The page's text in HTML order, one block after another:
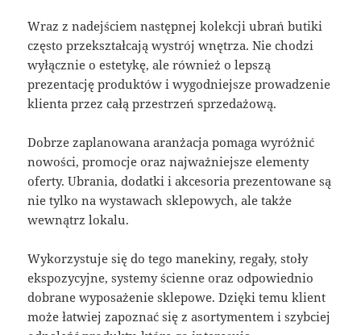
Wraz z nadejściem następnej kolekcji ubrań butiki
często przekształcają wystrój wnętrza. Nie chodzi
wyłącznie o estetykę, ale również o lepszą
prezentację produktów i wygodniejsze prowadzenie
klienta przez całą przestrzeń sprzedażową.
Dobrze zaplanowana aranżacja pomaga wyróżnić
nowości, promocje oraz najważniejsze elementy
oferty. Ubrania, dodatki i akcesoria prezentowane są
nie tylko na wystawach sklepowych, ale także
wewnątrz lokalu.
Wykorzystuje się do tego manekiny, regały, stoły
ekspozycyjne, systemy ścienne oraz odpowiednio
dobrane wyposażenie sklepowe. Dzięki temu klient
może łatwiej zapoznać się z asortymentem i szybciej